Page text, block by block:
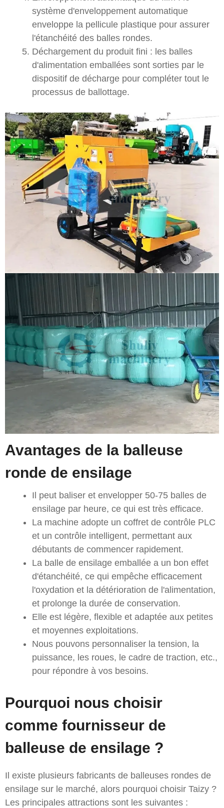
système d'enveloppement automatique
enveloppe la pellicule plastique pour assurer
l'étanchéité des balles rondes.
Déchargement du produit fini : les balles
d'alimentation emballées sont sorties par le
dispositif de décharge pour compléter tout le
processus de ballottage.
Avantages de la balleuse
ronde de ensilage
Il peut baliser et envelopper 50-75 balles de
ensilage par heure, ce qui est très efficace.
La machine adopte un coffret de contrôle PLC
et un contrôle intelligent, permettant aux
débutants de commencer rapidement.
La balle de ensilage emballée a un bon effet
d'étanchéité, ce qui empêche efficacement
l'oxydation et la détérioration de l'alimentation,
et prolonge la durée de conservation.
Elle est légère, flexible et adaptée aux petites
et moyennes exploitations.
Nous pouvons personnaliser la tension, la
puissance, les roues, le cadre de traction, etc.,
pour répondre à vos besoins.
Pourquoi nous choisir
comme fournisseur de
balleuse de ensilage ?
Il existe plusieurs fabricants de balleuses rondes de
ensilage sur le marché, alors pourquoi choisir Taizy ?
Les principales attractions sont les suivantes :